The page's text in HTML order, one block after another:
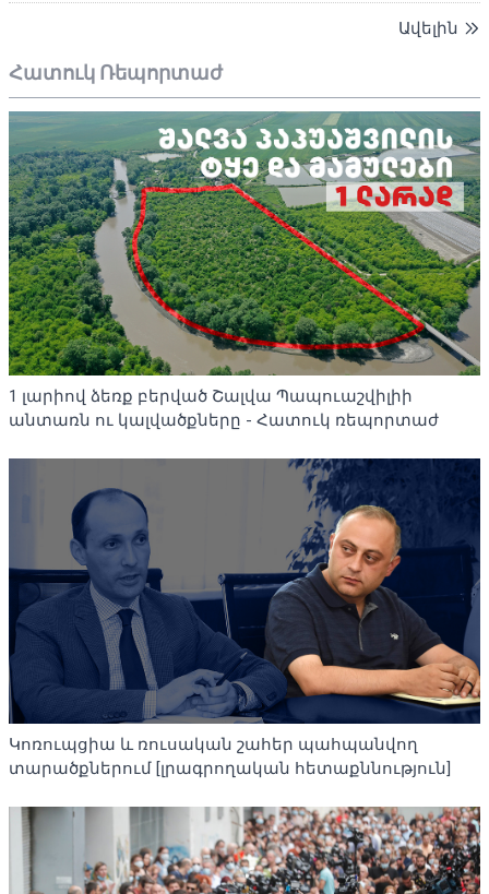
Ավելին
Հատուկ Ռեպորտաժ
1 լարիով ձեռք բերված Շալվա Պապուաշվիլիի
անտառն ու կալվածքները - Հատուկ ռեպորտաժ
Կոռուպցիա և ռուսական շահեր պահպանվող
տարածքներում [լրագրողական հետաքննություն]